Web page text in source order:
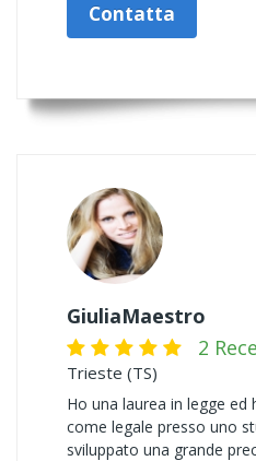
Contatta
GiuliaMaestro
2
Trieste (TS)
Ho una laurea in legge
come legale presso uno
sviluppato una grande